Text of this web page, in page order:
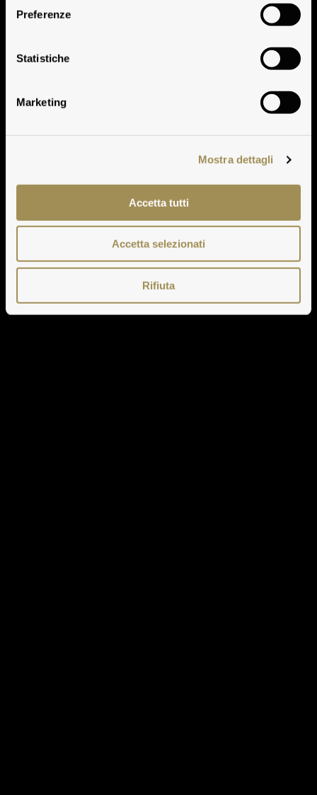
Preferenze
Statistiche
Marketing
Mostra dettagli
Accetta tutti
Accetta selezionati
Rifiuta
Tignanello 2006